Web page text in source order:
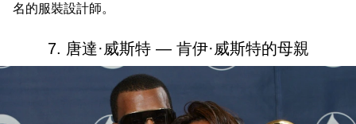
名的服裝設計師。
7. 唐達·威斯特 — 肯伊·威斯特的母親